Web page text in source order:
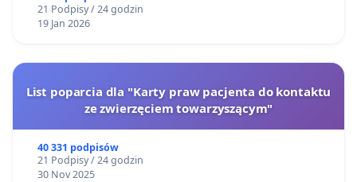
21 Podpisy / 24 godzin
19 Jan 2026
List poparcia dla "Karty praw pacjenta do kontaktu
ze zwierzęciem towarzyszącym"
40 331 podpisów
21 Podpisy / 24 godzin
30 Nov 2025